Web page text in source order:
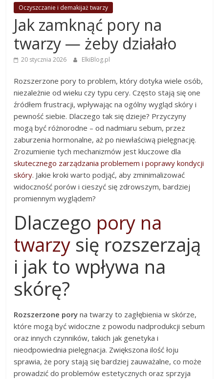
Oczyszczanie i demakijaż twarzy
Jak zamknąć pory na
twarzy — żeby działało
20 stycznia 2026 ElkiBlog.pl
Rozszerzone pory to problem, który dotyka wiele osób,
niezależnie od wieku czy typu cery. Często stają się one
źródłem frustracji, wpływając na ogólny wygląd skóry i
pewność siebie. Dlaczego tak się dzieje? Przyczyny
mogą być różnorodne – od nadmiaru sebum, przez
zaburzenia hormonalne, aż po niewłaściwą pielęgnację.
Zrozumienie tych mechanizmów jest kluczowe dla
skutecznego zarządzania problemem i poprawy kondycji
skóry. Jakie kroki warto podjąć, aby zminimalizować
widoczność porów i cieszyć się zdrowszym, bardziej
promiennym wyglądem?
Dlaczego pory na
twarzy się rozszerzają
i jak to wpływa na
skórę?
Rozszerzone pory na twarzy to zagłębienia w skórze,
które mogą być widoczne z powodu nadprodukcji sebum
oraz innych czynników, takich jak genetyka i
nieodpowiednia pielęgnacja. Zwiększona ilość łoju
sprawia, że pory stają się bardziej zauważalne, co może
prowadzić do problemów estetycznych oraz sprzyja